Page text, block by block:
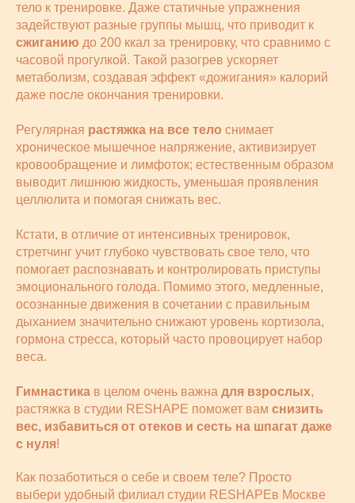
тело к тренировке. Даже статичные упражнения
задействуют разные группы мышц, что приводит к
сжиганию до 200 ккал за тренировку, что сравнимо с
часовой прогулкой. Такой разогрев ускоряет
метаболизм, создавая эффект «дожигания» калорий
даже после окончания тренировки.
Регулярная растяжка на все тело cнимает
хроническое мышечное напряжение, активизирует
кровообращение и лимфоток; естественным образом
выводит лишнюю жидкость, уменьшая проявления
целлюлита и помогая снижать вес.
Кстати, в отличие от интенсивных тренировок,
стретчинг учит глубоко чувствовать свое тело, что
помогает распознавать и контролировать приступы
эмоционального голода. Помимо этого, медленные,
осознанные движения в сочетании с правильным
дыханием значительно снижают уровень кортизола,
гормона стресса, который часто провоцирует набор
веса.
Гимнастика в целом очень важна для взрослых,
растяжка в студии RESHAPE поможет вам снизить
вес, избавиться от отеков и сесть на шпагат даже
с нуля!
Как позаботиться о себе и своем теле? Просто
выбери удобный филиал студии RESHAPEв Москве